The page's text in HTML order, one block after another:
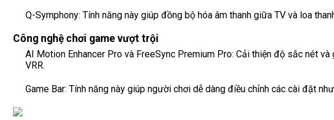
Q-Symphony: Tính năng này giúp đồng bộ hóa âm thanh giữa TV và loa
Công nghệ chơi game vượt trội
AI Motion Enhancer Pro và FreeSync Premium Pro: Cải thiện độ sắc nét
VRR.
Game Bar: Tính năng này giúp người chơi dễ dàng điều chỉnh các cài đặt